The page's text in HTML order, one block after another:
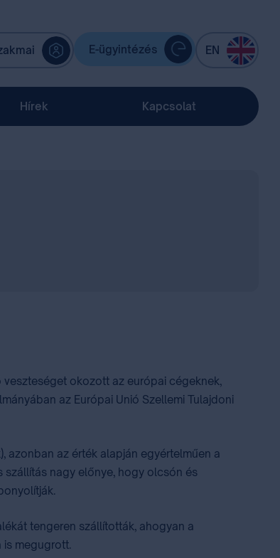
E-ügyintézés EN
Hírek Kapcsolat
veszteséget okozott az európai cégeknek,
az Európai Unió Szellemi Tulajdoni
az érték alapján egyértelműen a
szállítás nagy előnye, hogy olcsón és
tengeren szállították, ahogyan a
is megugrott.